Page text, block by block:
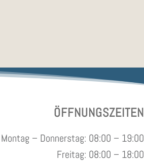
ÖFFNUNGSZEITEN
Montag – Donnerstag: 08:00 – 19:00
Freitag: 08:00 – 18:00